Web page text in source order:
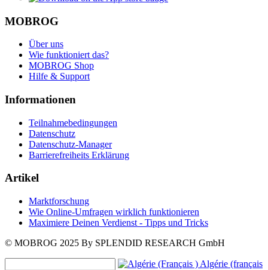
MOBROG
Über uns
Wie funktioniert das?
MOBROG Shop
Hilfe & Support
Informationen
Teilnahmebedingungen
Datenschutz
Datenschutz-Manager
Barrierefreiheits Erklärung
Artikel
Marktforschung
Wie Online-Umfragen wirklich funktionieren
Maximiere Deinen Verdienst - Tipps und Tricks
© MOBROG 2025 By SPLENDID RESEARCH GmbH
Algérie (français